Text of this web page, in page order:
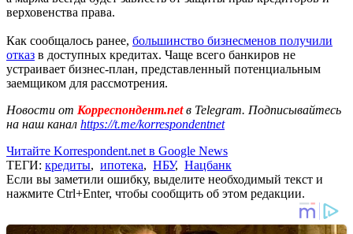
верховенства права.
Как сообщалось ранее, большинство бизнесменов получили
отказ в доступных кредитах. Чаще всего банкиров не
устраивает бизнес-план, представленный потенциальным
заемщиком для рассмотрения.
Новости от Корреспондент.netв Telegram. Подписывайтесь
на наш канал https://t.me/korrespondentnet
Читайте Korrespondent.net в Google News
ТЕГИ: кредиты, ипотека, НБУ, Нацбанк
Если вы заметили ошибку, выделите необходимый текст и
нажмите Ctrl+Enter, чтобы сообщить об этом редакции.